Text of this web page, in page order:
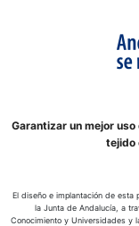
Garantizar un mejor
tejido
El diseño e implantación de esta
la Junta de Andalucía, a
Conocimiento y Universidades y